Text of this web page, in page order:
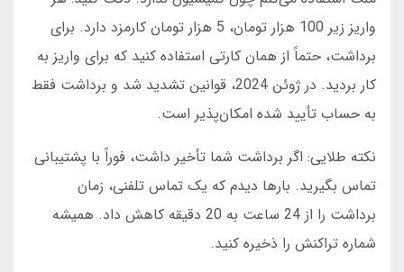
واریز زیر 100 هزار تومان، 5 هزار تومان کارمزد دارد. برای
برداشت، حتماً از همان کارتی استفاده کنید که برای واریز به
کار بردید. در ژوئن 2024، قوانین تشدید شد و برداشت فقط
به حساب تأیید شده امکان‌پذیر است.
نکته طلایی: اگر برداشت شما تأخیر داشت، فوراً با پشتیبانی
تماس بگیرید. بارها دیدم که یک تماس تلفنی، زمان
برداشت را از 24 ساعت به 20 دقیقه کاهش داد. همیشه
شماره تراکنش را ذخیره کنید.